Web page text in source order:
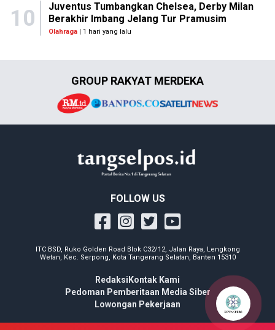
10
Juventus Tumbangkan Chelsea, Derby Milan
Berakhir Imbang Jelang Tur Pramusim
Olahraga| 1 hari yang lalu
GROUP RAKYAT MERDEKA
FOLLOW US
ITC BSD, Ruko Golden Road Blok C32/12, Jalan Raya, Lengkong
Wetan, Kec. Serpong, Kota Tangerang Selatan, Banten 15310
Redaksi Kontak Kami
Pedoman Pemberitaan Media Siber
Lowongan Pekerjaan